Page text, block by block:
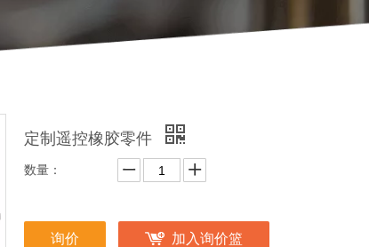
定制遥控橡胶零件
数量：
询价 加入询价篮